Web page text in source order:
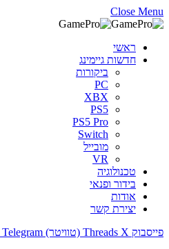
Close Menu
ראשי
חדשות גיימינג
ביקורות
PC
XBX
PS5
PS5 Pro
Switch
מובייל
VR
טכנולוגיה
בידור ופנאי
אודות
יצירת קשר
פייסבוק
Threads X (טוויטר) Telegram